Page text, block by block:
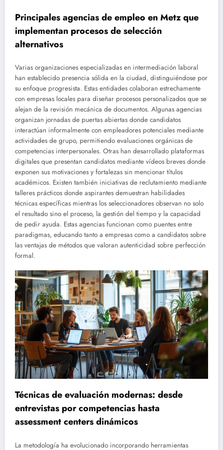
Principales agencias de empleo en Metz que
implementan procesos de selección
alternativos
Varias organizaciones especializadas en intermediación laboral
han establecido presencia sólida en la ciudad, distinguiéndose por
su enfoque progresista. Estas entidades colaboran estrechamente
con empresas locales para diseñar procesos personalizados que se
alejan de la revisión mecánica de documentos. Algunas agencias
organizan jornadas de puertas abiertas donde candidatos
interactúan informalmente con empleadores potenciales mediante
actividades de grupo, permitiendo evaluaciones orgánicas de
competencias interpersonales. Otras han desarrollado plataformas
digitales que presentan candidatos mediante vídeos breves donde
exponen sus motivaciones y fortalezas sin mencionar títulos
académicos. Existen también iniciativas de reclutamiento mediante
talleres prácticos donde aspirantes demuestran habilidades
técnicas específicas mientras los seleccionadores observan no solo
el resultado sino el proceso, la gestión del tiempo y la capacidad
de pedir ayuda. Estas agencias funcionan como puentes entre
paradigmas, educando tanto a empresas como a candidatos sobre
las ventajas de métodos que valoran autenticidad sobre perfección
formal.
Técnicas de evaluación modernas: desde
entrevistas por competencias hasta
assessment centers dinámicos
La metodología ha evolucionado incorporando herramientas